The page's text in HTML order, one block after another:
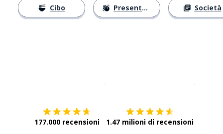
Cibo Presentarsi Società
177.000 recensioni 1.47 milioni di recensioni